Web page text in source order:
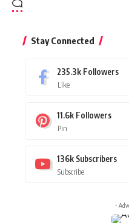
Stay Connected
235.3k Followers
Like
11.6k Followers
Pin
136k Subscribers
Subscribe
-